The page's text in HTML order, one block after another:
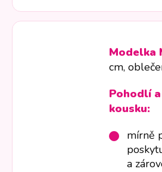
Modelka
cm,
Pohodlí
kousku:
mírně
a